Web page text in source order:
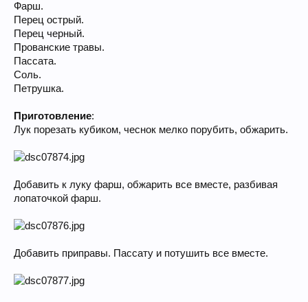
Фарш.
Перец острый.
Перец черный.
Прованские травы.
Пассата.
Соль.
Петрушка.
Приготовление:
Лук порезать кубиком, чеснок мелко порубить, обжарить.
Добавить к луку фарш, обжарить все вместе, разбивая
лопаточкой фарш.
Добавить приправы. Пассату и потушить все вместе.